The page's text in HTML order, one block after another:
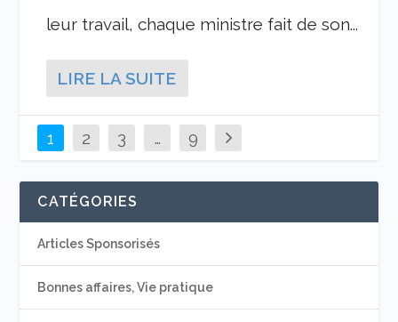
leur travail, chaque ministre fait de son...
LIRE LA SUITE
1 2 3 … 9
CATÉGORIES
Articles Sponsorisés
Bonnes affaires, Vie pratique